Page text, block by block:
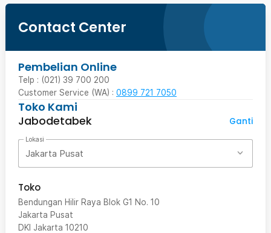
Contact Center
Pembelian Online
Telp : (021) 39 700 200
Customer Service (WA) : 0899 721 7050
Toko Kami
Jabodetabek
Ganti
Lokasi
Jakarta Pusat
Toko
Bendungan Hilir Raya Blok G1 No. 10
Jakarta Pusat
DKI Jakarta 10210